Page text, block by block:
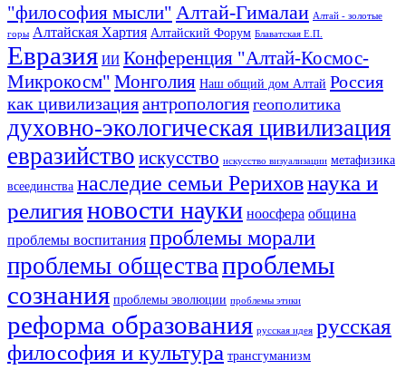
"философия мысли" Алтай-Гималаи Алтай - золотые
горы Алтайская Хартия Алтайский Форум Блаватская Е.П.
Евразия ИИ Конференция "Алтай-Космос-
Микрокосм" Монголия Наш общий дом Алтай Россия
как цивилизацияантропология геополитика
духовно-экологическая цивилизация
евразийство искусство искусство визуализации метафизика
всеединства наследие семьи Рериховнаука и
религияновости науки ноосфера община
проблемы воспитания проблемы морали
проблемы обществапроблемы
сознания проблемы эволюции проблемы этики
реформа образования русская идея русская
философия и культура трансгуманизм